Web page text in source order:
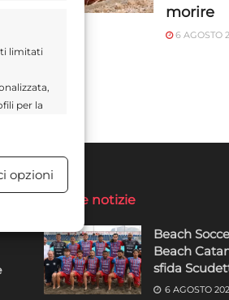
limitati
per la
attivo
i
opzioni
morire
6 AGOSTO
Ultime notizie
Beach
Beach
sfida
6 AGOSTO